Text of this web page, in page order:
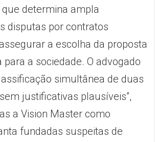
determina ampla
disputas por contratos
a escolha da proposta
a sociedade. O advogado
simultânea de duas
justificativas plausíveis”,
a Vision Master como
fundadas suspeitas de